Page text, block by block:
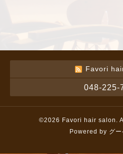
Favori
048-225-
©2026 Favori hair salon .
Powered by グー